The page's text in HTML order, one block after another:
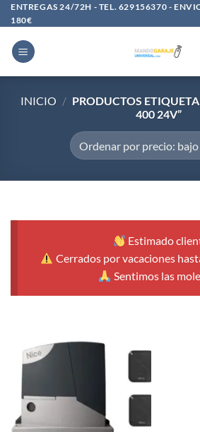
Saltar
al
contenido
ENTREGAS 24/72H - TEL. 629156370 -
180€
INICIO / PRODUCTOS
400 24V”
Estimado
Cerrados por vacaciones
Sentimos las